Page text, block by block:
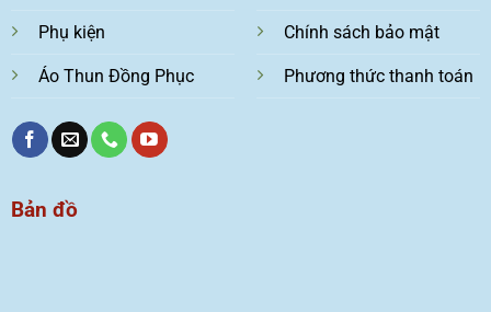
Phụ kiện
Áo Thun Đồng Phục
Chính sách bảo mật
Phương thức thanh toán
Bản đồ